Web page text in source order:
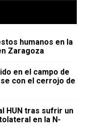
humanos en la
Zaragoza
en el campo de
con el cerrojo de
HUN tras sufrir un
en la N-